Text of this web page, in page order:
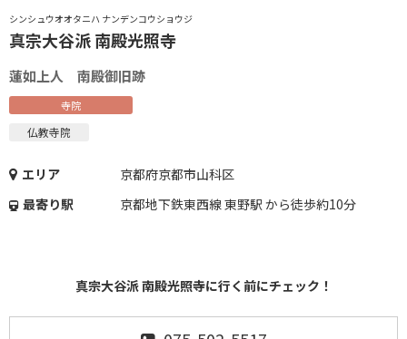
シンシュウオオタニハ ナンデンコウショウジ
真宗大谷派 南殿光照寺
蓮如上人 南殿御旧跡
寺院
仏教寺院
エリア
京都府京都市山科区
最寄り駅
京都地下鉄東西線 東野駅 から徒歩約10分
真宗大谷派 南殿光照寺に行く前にチェック！